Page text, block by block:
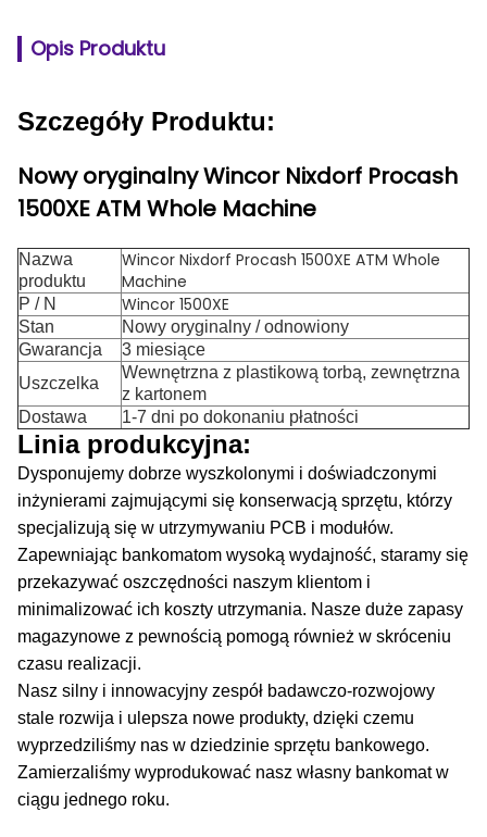
Opis Produktu
Szczegóły Produktu:
Nowy oryginalny Wincor Nixdorf Procash
1500XE ATM Whole Machine
Nazwa
produktu
Wincor Nixdorf Procash 1500XE ATM Whole
Machine
P / N Wincor 1500XE
Stan
Nowy oryginalny / odnowiony
Gwarancja
3 miesiące
Uszczelka
Wewnętrzna z plastikową torbą, zewnętrzna
z kartonem
Dostawa
1-7 dni po dokonaniu płatności
Linia produkcyjna:
Dysponujemy dobrze wyszkolonymi i doświadczonymi
inżynierami zajmującymi się konserwacją sprzętu, którzy
specjalizują się w utrzymywaniu PCB i modułów.
Zapewniając bankomatom wysoką wydajność, staramy się
przekazywać oszczędności naszym klientom i
minimalizować ich koszty utrzymania. Nasze duże zapasy
magazynowe z pewnością pomogą również w skróceniu
czasu realizacji.
Nasz silny i innowacyjny zespół badawczo-rozwojowy
stale rozwija i ulepsza nowe produkty, dzięki czemu
wyprzedziliśmy nas w dziedzinie sprzętu bankowego.
Zamierzaliśmy wyprodukować nasz własny bankomat w
ciągu jednego roku.